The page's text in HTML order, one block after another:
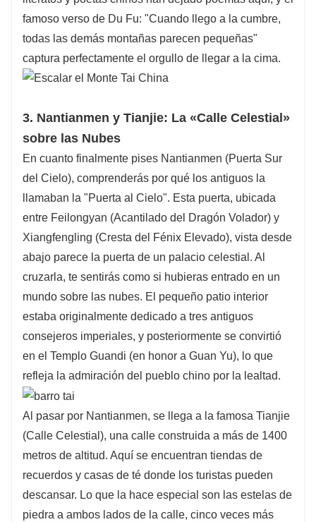
famoso verso de Du Fu: "Cuando llego a la cumbre,
todas las demás montañas parecen pequeñas"
captura perfectamente el orgullo de llegar a la cima.
3. Nantianmen y Tianjie: La «Calle Celestial»
sobre las Nubes
En cuanto finalmente pises Nantianmen (Puerta Sur
del Cielo), comprenderás por qué los antiguos la
llamaban la "Puerta al Cielo". Esta puerta, ubicada
entre Feilongyan (Acantilado del Dragón Volador) y
Xiangfengling (Cresta del Fénix Elevado), vista desde
abajo parece la puerta de un palacio celestial. Al
cruzarla, te sentirás como si hubieras entrado en un
mundo sobre las nubes. El pequeño patio interior
estaba originalmente dedicado a tres antiguos
consejeros imperiales, y posteriormente se convirtió
en el Templo Guandi (en honor a Guan Yu), lo que
refleja la admiración del pueblo chino por la lealtad.
Al pasar por Nantianmen, se llega a la famosa Tianjie
(Calle Celestial), una calle construida a más de 1400
metros de altitud. Aquí se encuentran tiendas de
recuerdos y casas de té donde los turistas pueden
descansar. Lo que la hace especial son las estelas de
piedra a ambos lados de la calle, cinco veces más